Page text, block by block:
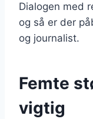
Dialogen med
og så er der
og journalist.
Femte
vigtig